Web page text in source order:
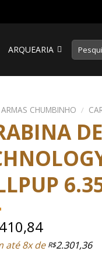
ARQUEARIA
por:
ARMAS CHUMBINHO /
até 8x de R$2.301,36